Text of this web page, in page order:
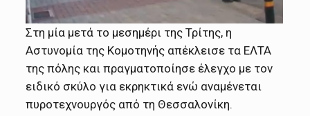
Στη μία μετά το μεσημέρι της Τρίτης, η
Αστυνομία της Κομοτηνής απέκλεισε τα ΕΛΤΑ
της πόλης και πραγματοποίησε έλεγχο με τον
ειδικό σκύλο για εκρηκτικά ενώ αναμένεται
πυροτεχνουργός από τη Θεσσαλονίκη.